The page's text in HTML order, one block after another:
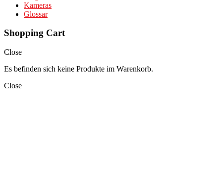
Kameras
Glossar
Shopping Cart
Close
Es befinden sich keine Produkte im Warenkorb.
Close